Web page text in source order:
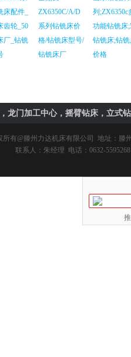
床配件_
齿轮_50
厂_钻铣
ZX6350C/A/D
系列钻铣床价
格/钻铣床型号/
钻铣床厂
列;ZX6350c
功能钻铣床
钻铣床;钻
价格
龙门加工中心，摇臂钻床，立式
所有@滕州力达机床有限公司
地址：滕
联系人：朱经理 电话：0632-